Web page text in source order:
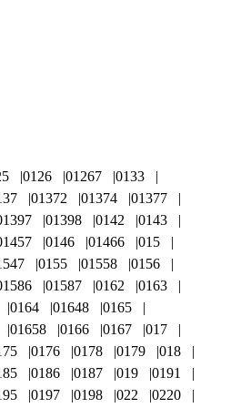
0126 01267
0133
01372 01374
01377
01398 0142
0143
0146 01466
015
0155 01558
0156
01587 0162
0163
0164 01648
0165
01658 0166 0167
017
0176 0178 0179
018
0186 0187 019
0191
0197 0198 022
0220